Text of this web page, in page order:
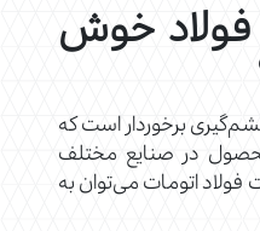
فولاد خوش
برخوردار است که
در صنایع مختلف
فولاد اتومات می‌توان به